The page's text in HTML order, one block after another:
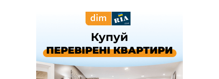
Яремчанський суд виніс вирок чоловіку, який у Буковелі
вкрав із супермаркету пляшку віскі за 8,5 тисяч
В урочищі біля Галича археологи відкопали давньоруську
вагову гирку XII–XIII століть
У Франківську медики провели серію складних операцій
на аорті